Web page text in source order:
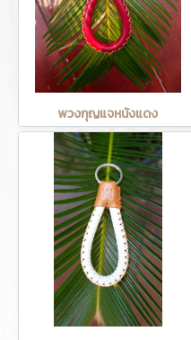
พวงกุญแจหนังแดง